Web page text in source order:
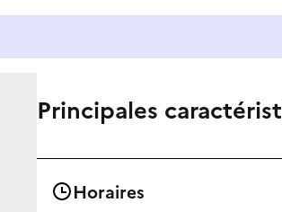
Principales
Horaires